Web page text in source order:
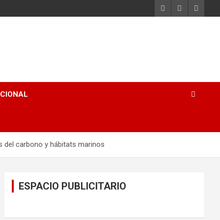
del carbono y hábitats marinos
ESPACIO PUBLICITARIO